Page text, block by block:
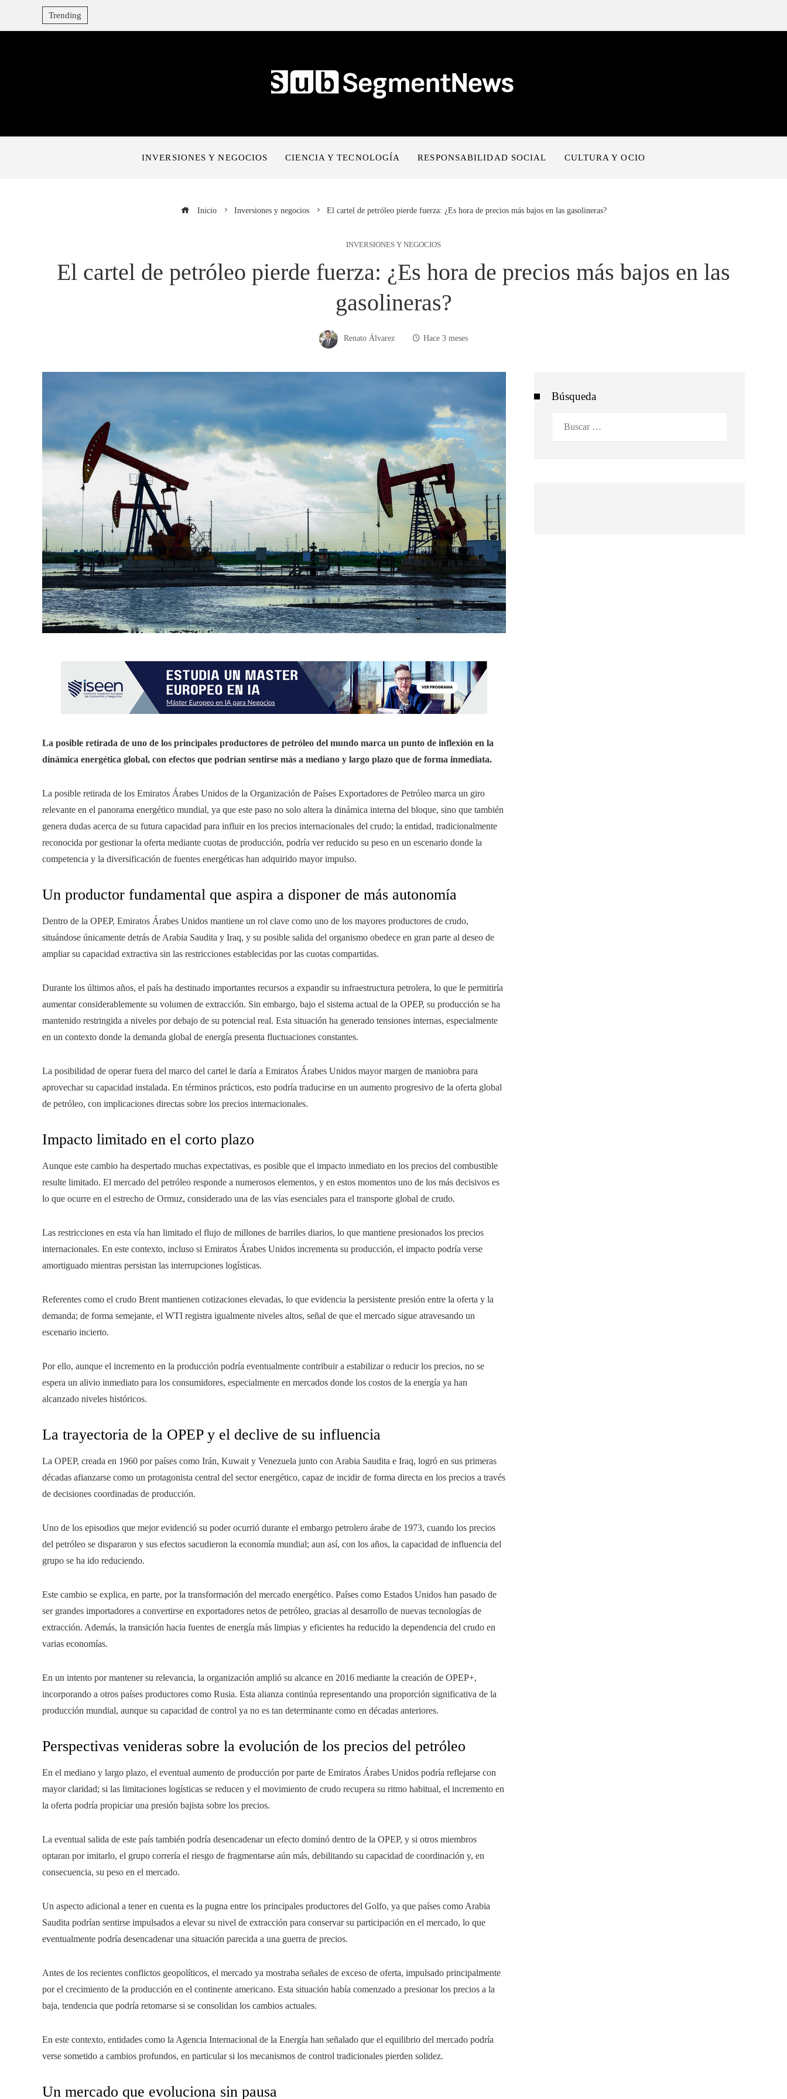
Trending
INVERSIONES Y NEGOCIOS CIENCIA Y TECNOLOGÍA RESPONSABILIDAD SOCIAL CULTURA Y OCIO
Inicio Inversiones y negocios El cartel de petróleo pierde fuerza: ¿Es hora de precios más bajos en las gasolineras?
INVERSIONES Y NEGOCIOS
El cartel de petróleo pierde fuerza: ¿Es hora de precios más bajos en las
gasolineras?
Renato Álvarez Hace 3 meses
La posible retirada de uno de los principales productores de petróleo del mundo marca un punto de inflexión en la
dinámica energética global, con efectos que podrían sentirse más a mediano y largo plazo que de forma inmediata.
La posible retirada de los Emiratos Árabes Unidos de la Organización de Países Exportadores de Petróleo marca un giro
relevante en el panorama energético mundial, ya que este paso no solo altera la dinámica interna del bloque, sino que también
genera dudas acerca de su futura capacidad para influir en los precios internacionales del crudo; la entidad, tradicionalmente
reconocida por gestionar la oferta mediante cuotas de producción, podría ver reducido su peso en un escenario donde la
competencia y la diversificación de fuentes energéticas han adquirido mayor impulso.
Un productor fundamental que aspira a disponer de más autonomía
Dentro de la OPEP, Emiratos Árabes Unidos mantiene un rol clave como uno de los mayores productores de crudo,
situándose únicamente detrás de Arabia Saudita y Iraq, y su posible salida del organismo obedece en gran parte al deseo de
ampliar su capacidad extractiva sin las restricciones establecidas por las cuotas compartidas.
Durante los últimos años, el país ha destinado importantes recursos a expandir su infraestructura petrolera, lo que le permitiría
aumentar considerablemente su volumen de extracción. Sin embargo, bajo el sistema actual de la OPEP, su producción se ha
mantenido restringida a niveles por debajo de su potencial real. Esta situación ha generado tensiones internas, especialmente
en un contexto donde la demanda global de energía presenta fluctuaciones constantes.
La posibilidad de operar fuera del marco del cartel le daría a Emiratos Árabes Unidos mayor margen de maniobra para
aprovechar su capacidad instalada. En términos prácticos, esto podría traducirse en un aumento progresivo de la oferta global
de petróleo, con implicaciones directas sobre los precios internacionales.
Impacto limitado en el corto plazo
Aunque este cambio ha despertado muchas expectativas, es posible que el impacto inmediato en los precios del combustible
resulte limitado. El mercado del petróleo responde a numerosos elementos, y en estos momentos uno de los más decisivos es
lo que ocurre en el estrecho de Ormuz, considerado una de las vías esenciales para el transporte global de crudo.
Las restricciones en esta vía han limitado el flujo de millones de barriles diarios, lo que mantiene presionados los precios
internacionales. En este contexto, incluso si Emiratos Árabes Unidos incrementa su producción, el impacto podría verse
amortiguado mientras persistan las interrupciones logísticas.
Referentes como el crudo Brent mantienen cotizaciones elevadas, lo que evidencia la persistente presión entre la oferta y la
demanda; de forma semejante, el WTI registra igualmente niveles altos, señal de que el mercado sigue atravesando un
escenario incierto.
Por ello, aunque el incremento en la producción podría eventualmente contribuir a estabilizar o reducir los precios, no se
espera un alivio inmediato para los consumidores, especialmente en mercados donde los costos de la energía ya han
alcanzado niveles históricos.
La trayectoria de la OPEP y el declive de su influencia
La OPEP, creada en 1960 por países como Irán, Kuwait y Venezuela junto con Arabia Saudita e Iraq, logró en sus primeras
décadas afianzarse como un protagonista central del sector energético, capaz de incidir de forma directa en los precios a través
de decisiones coordinadas de producción.
Uno de los episodios que mejor evidenció su poder ocurrió durante el embargo petrolero árabe de 1973, cuando los precios
del petróleo se dispararon y sus efectos sacudieron la economía mundial; aun así, con los años, la capacidad de influencia del
grupo se ha ido reduciendo.
Este cambio se explica, en parte, por la transformación del mercado energético. Países como Estados Unidos han pasado de
ser grandes importadores a convertirse en exportadores netos de petróleo, gracias al desarrollo de nuevas tecnologías de
extracción. Además, la transición hacia fuentes de energía más limpias y eficientes ha reducido la dependencia del crudo en
varias economías.
En un intento por mantener su relevancia, la organización amplió su alcance en 2016 mediante la creación de OPEP+,
incorporando a otros países productores como Rusia. Esta alianza continúa representando una proporción significativa de la
producción mundial, aunque su capacidad de control ya no es tan determinante como en décadas anteriores.
Perspectivas venideras sobre la evolución de los precios del petróleo
En el mediano y largo plazo, el eventual aumento de producción por parte de Emiratos Árabes Unidos podría reflejarse con
mayor claridad; si las limitaciones logísticas se reducen y el movimiento de crudo recupera su ritmo habitual, el incremento en
la oferta podría propiciar una presión bajista sobre los precios.
La eventual salida de este país también podría desencadenar un efecto dominó dentro de la OPEP, y si otros miembros
optaran por imitarlo, el grupo correría el riesgo de fragmentarse aún más, debilitando su capacidad de coordinación y, en
consecuencia, su peso en el mercado.
Un aspecto adicional a tener en cuenta es la pugna entre los principales productores del Golfo, ya que países como Arabia
Saudita podrían sentirse impulsados a elevar su nivel de extracción para conservar su participación en el mercado, lo que
eventualmente podría desencadenar una situación parecida a una guerra de precios.
Antes de los recientes conflictos geopolíticos, el mercado ya mostraba señales de exceso de oferta, impulsado principalmente
por el crecimiento de la producción en el continente americano. Esta situación había comenzado a presionar los precios a la
baja, tendencia que podría retomarse si se consolidan los cambios actuales.
En este contexto, entidades como la Agencia Internacional de la Energía han señalado que el equilibrio del mercado podría
verse sometido a cambios profundos, en particular si los mecanismos de control tradicionales pierden solidez.
Un mercado que evoluciona sin pausa
Búsqueda